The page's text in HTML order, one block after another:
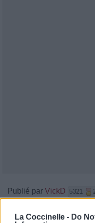
La Coccinelle - Do
Publié par VickD 5321